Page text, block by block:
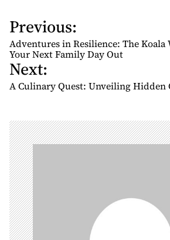
P
o
s
t
n
v
i
g
a
t
i
o
n
Previous:
Adventures in Resilience: The
Your Next Family Day Out
Next:
A Culinary Quest: Unveiling Hidden